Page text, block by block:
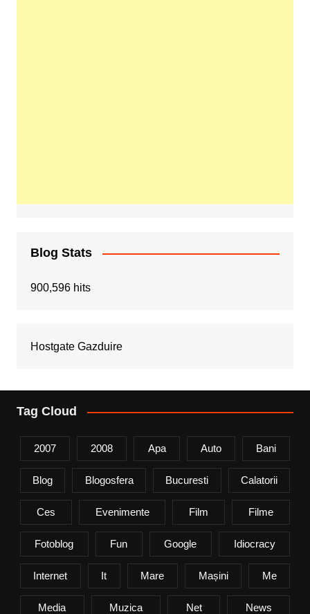
Blog Stats
900,596 hits
Hostgate Gazduire
Tag Cloud
2007 2008 Apa Auto Bani
Blog Blogosfera Bucuresti Calatorii
Ces Evenimente Film Filme
Fotoblog Fun Google Idiocracy
Internet It Mare Mașini Me
Media Muzica Net News